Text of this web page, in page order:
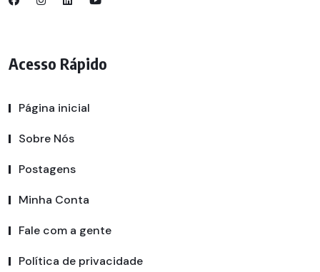
Acesso Rápido
Página inicial
Sobre Nós
Postagens
Minha Conta
Fale com a gente
Política de privacidade